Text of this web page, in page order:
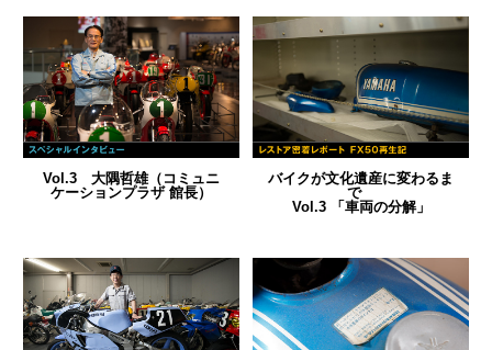
Vol.3 大隅哲雄（コミュニ
ケーションプラザ 館長）
バイクが文化遺産に変わるま
で
Vol.3 「車両の分解」